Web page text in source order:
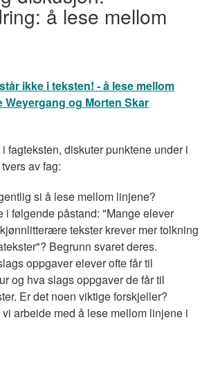
å lese mellom
ikke i teksten! - å lese mellom
Weyergang og Morten Skar
fagteksten, diskuter punktene under i
av fag:
si å lese mellom linjene?
i følgende påstand: "Mange elever
tekster krever mer tolkning
Begrunn svaret deres.
oppgaver elever ofte får til
og hva slags oppgaver de får til
Er det noen viktige forskjeller?
arbeide med å lese mellom linjene i